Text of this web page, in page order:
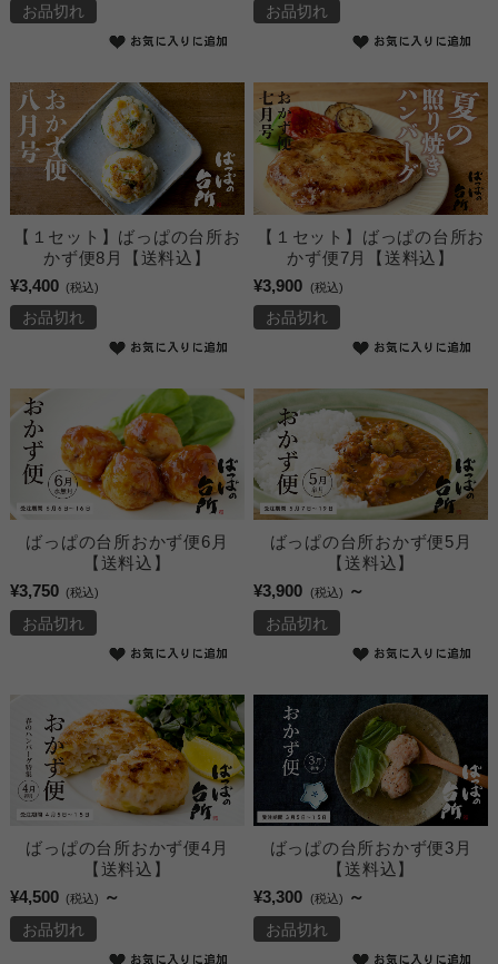
お品切れ お品切れ
【１セット】ばっぱの台所お
かず便8月【送料込】
¥3,400 (税込)
お品切れ
【１セット】ばっぱの台所お
かず便7月【送料込】
¥3,900
(税込)
お品切れ
ばっぱの台所おかず便6月
【送料込】
¥3,750 (税込)
お品切れ
ばっぱの台所おかず便5月
【送料込】
¥3,900
(税込) ～
お品切れ
ばっぱの台所おかず便4月
【送料込】
¥4,500 (税込) ～
お品切れ
ばっぱの台所おかず便3月
【送料込】
¥3,300
(税込) ～
お品切れ